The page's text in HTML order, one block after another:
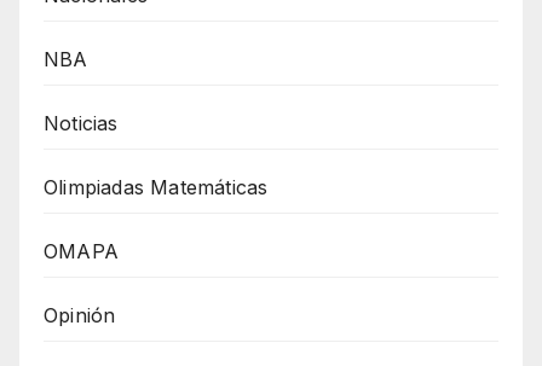
NBA
Noticias
Olimpiadas Matemáticas
OMAPA
Opinión